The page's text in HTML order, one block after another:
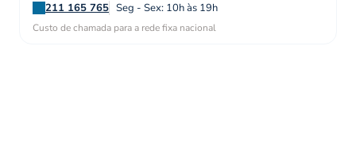
211 165 765 Seg - Sex: 10h às 19h
Custo de chamada para a rede fixa nacional